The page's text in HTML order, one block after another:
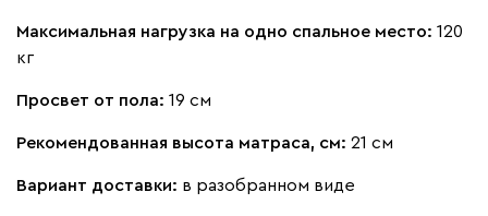
Максимальная нагрузка на одно спальное место: 120
кг
Просвет от пола: 19 см
Рекомендованная высота матраса, см: 21 см
Вариант доставки: в разобранном виде